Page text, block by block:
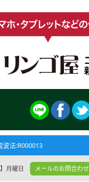
法:R000013
月曜日 メールのお問合わせ